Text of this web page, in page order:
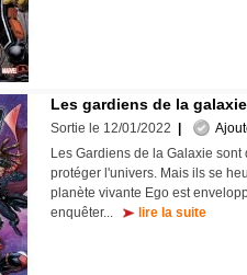
Les gardiens de la
Sortie le 12/01/2022
Les Gardiens de la Galaxie
protéger l'univers. Mais ils se
planète vivante Ego est
enquêter...
lire la suite